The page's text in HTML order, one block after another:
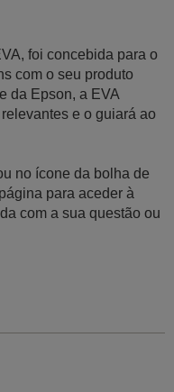
foi concebida para o
com o seu produto
da Epson, a EVA
e o guiará ao
no ícone da bolha de
para aceder à
com a sua questão ou